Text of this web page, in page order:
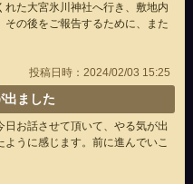
た大宮氷川神社へ行き、敷地内
の後をご報告するために、また
投稿日時：2024/02/03 15:25
出ました
お話させて頂いて、やる気が出
うに感じます。前に進んでいこ